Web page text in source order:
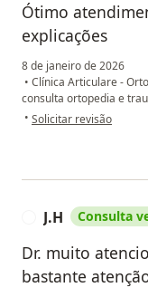
Ótimo
explicações
8 de janeiro de 2026
• Clínica Articulare -
consulta ortopedia e
• na opinião do utilizador
Solicitar revisão
J.H Consulta
Dr. muito
bastante